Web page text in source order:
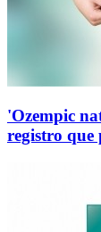
'Ozempic
registro que